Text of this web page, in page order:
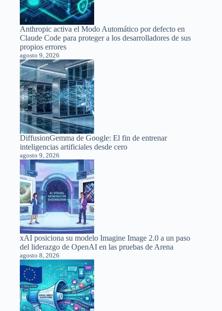
Anthropic activa el Modo Automático por defecto en
Claude Code para proteger a los desarrolladores de sus
propios errores
agosto 9, 2026
DiffusionGemma de Google: El fin de entrenar
inteligencias artificiales desde cero
agosto 9, 2026
xAI posiciona su modelo Imagine Image 2.0 a un paso
del liderazgo de OpenAI en las pruebas de Arena
agosto 8, 2026